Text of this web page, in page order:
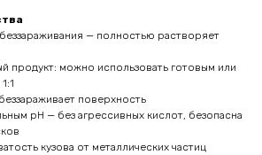
— полностью растворяет
продукт: можно использовать готовым или
поверхность
pH — без агрессивных кислот, безопасна
кузова от металлических частиц